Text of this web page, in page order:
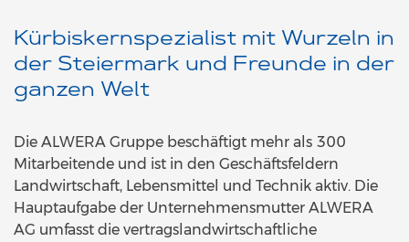
Kürbiskernspezialist mit Wurzeln in
der Steiermark und Freunde in der
ganzen Welt
Die ALWERA Gruppe beschäftigt mehr als 300
Mitarbeitende und ist in den Geschäftsfeldern
Landwirtschaft, Lebensmittel und Technik aktiv. Die
Hauptaufgabe der Unternehmensmutter ALWERA
AG umfasst die vertragslandwirtschaftliche